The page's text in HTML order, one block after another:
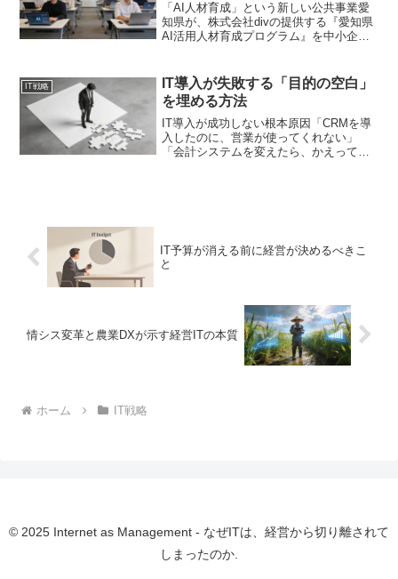
「AI人材育成」という新しい公共事業愛
知県が、株式会社divの提供する『愛知県
AI活用人材育成プログラム』を中小企業
業務で活用できる人材を育成するという
内容です。こ...
IT戦略
IT導入が失敗する「目的の空白」
を埋める方法
IT導入が成功しない根本原因「CRMを導
入したのに、営業が使ってくれない」
「会計システムを変えたら、かえって業
IT予算が消える前に経営が決めるべきこ
と
情シス変革と農業DXが示す経営ITの本質
ホーム IT戦略
© 2025 Internet as Management - なぜITは、経営から切り離されて
しまったのか.